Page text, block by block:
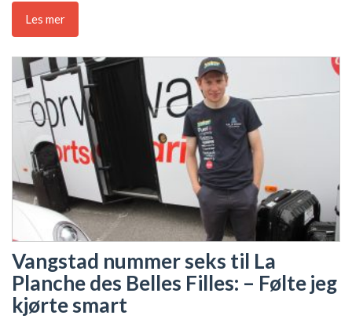
Les mer
Vangstad nummer seks til La
Planche des Belles Filles: – Følte jeg
kjørte smart